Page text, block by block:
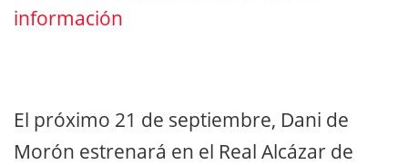
información
El próximo 21 de septiembre, Dani de
Morón estrenará en el Real Alcázar de